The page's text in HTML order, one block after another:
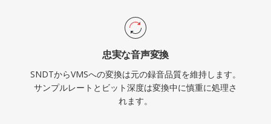
忠実な音声変換
SNDTからVMSへの変換は元の録音品質を維持します。
サンプルレートとビット深度は変換中に慎重に処理さ
れます。